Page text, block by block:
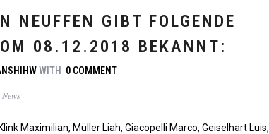
NEUFFEN GIBT FOLGENDE
08.12.2018 BEKANNT:
WITH 0 COMMENT
News
Maximilian, Müller Liah, Giacopelli Marco, Geiselhart Luis,